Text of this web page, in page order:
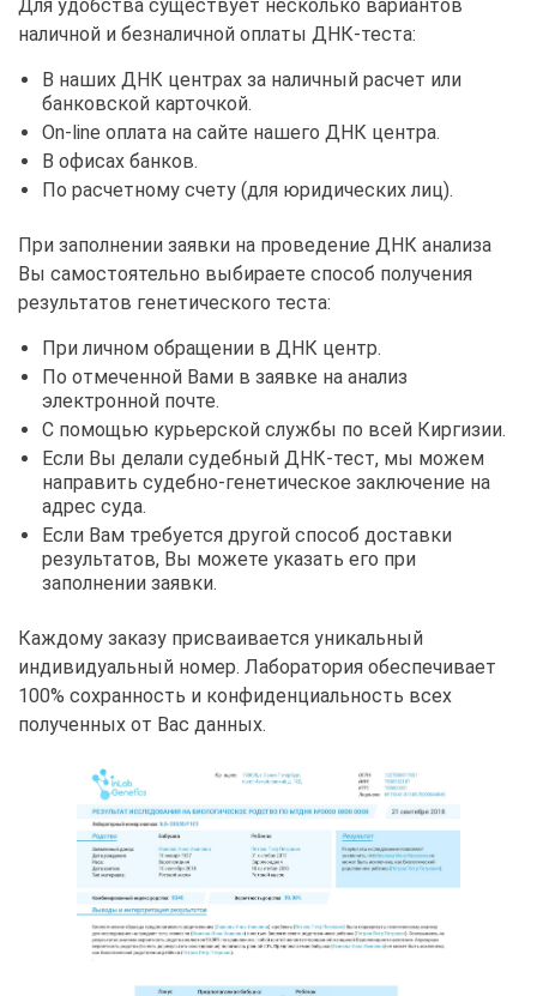
Для удобства существует несколько вариантов
наличной и безналичной оплаты ДНК-теста:
В наших ДНК центрах за наличный расчет или
банковской карточкой.
On-line оплата на сайте нашего ДНК центра.
В офисах банков.
По расчетному счету (для юридических лиц).
При заполнении заявки на проведение ДНК анализа
Вы самостоятельно выбираете способ получения
результатов генетического теста:
При личном обращении в ДНК центр.
По отмеченной Вами в заявке на анализ
электронной почте.
С помощью курьерской службы по всей Киргизии.
Если Вы делали судебный ДНК-тест, мы можем
направить судебно-генетическое заключение на
адрес суда.
Если Вам требуется другой способ доставки
результатов, Вы можете указать его при
заполнении заявки.
Каждому заказу присваивается уникальный
индивидуальный номер. Лаборатория обеспечивает
100% сохранность и конфиденциальность всех
полученных от Вас данных.